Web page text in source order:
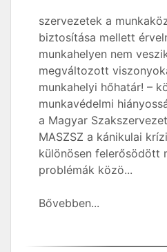
szervezetek a
biztosítása mellett
munkahelyen nem
megváltozott
munkahelyi hőhatár! –
munkavédelmi
a Magyar
MASZSZ a kánikulai
különösen felerősödött
problémák közö...
Bővebben...